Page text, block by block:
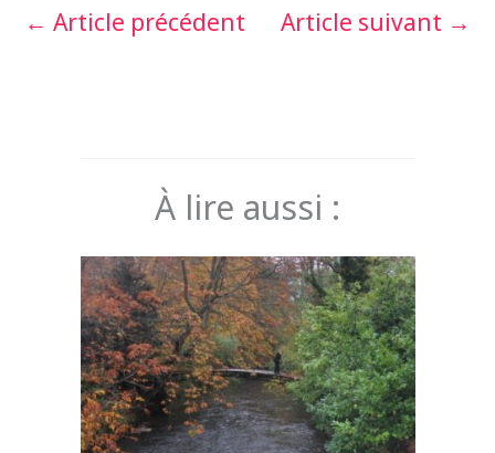
← Article précédent Article suivant →
À lire aussi :